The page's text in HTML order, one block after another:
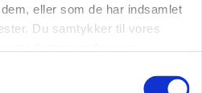
eller som de har indsamlet
Du samtykker til vores